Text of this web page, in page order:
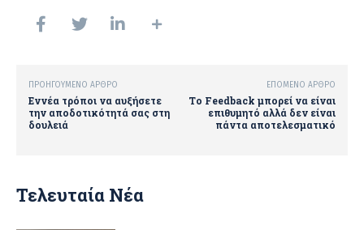
ΠΡΟΗΓΟΎΜΕΝΟ ΆΡΘΡΟ
Εννέα τρόποι να αυξήσετε
την αποδοτικότητά σας στη
δουλειά
ΕΠΌΜΕΝΟ ΆΡΘΡΟ
Το Feedback μπορεί να είναι
επιθυμητό αλλά δεν είναι
πάντα αποτελεσματικό
Τελευταία Νέα